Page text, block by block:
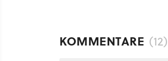
KOMMENTARE (12)